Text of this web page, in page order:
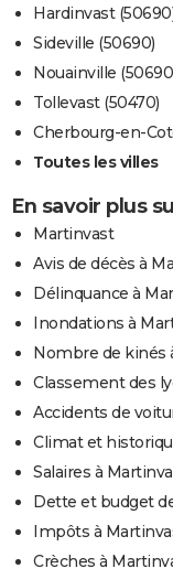
Hardinvast
Sideville (50690)
Nouainville
Tollevast (50470)
Cherbourg-en-
Toutes les villes
En savoir plus
Martinvast
Avis de décès à
Délinquance à
Inondations à
Nombre de kinés
Classement des
Accidents de
Climat et
Salaires à
Dette et budget
Impôts à
Crèches à